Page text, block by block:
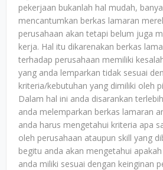
pekerjaan bukanlah hal mudah,
mencantumkan berkas lamaran
perusahaan akan tetapi belum juga
kerja. Hal itu dikarenakan berkas
terhadap perusahaan memiliki
yang anda lemparkan tidak sesuai
kriteria/kebutuhan yang dimiliki oleh
Dalam hal ini anda disarankan
anda melemparkan berkas lamaran
anda harus mengetahui kriteria apa
oleh perusahaan ataupun skill yang
begitu anda akan mengetahui
anda miliki sesuai dengan keinginan